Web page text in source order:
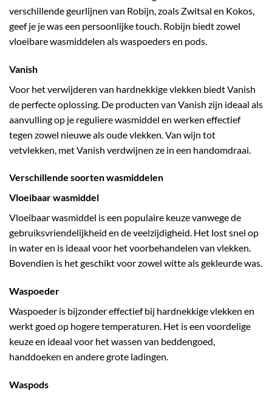
verschillende geurlijnen van Robijn, zoals Zwitsal en Kokos,
geef je je was een persoonlijke touch. Robijn biedt zowel
vloeibare wasmiddelen als waspoeders en pods.
Vanish
Voor het verwijderen van hardnekkige vlekken biedt Vanish
de perfecte oplossing. De producten van Vanish zijn ideaal als
aanvulling op je reguliere wasmiddel en werken effectief
tegen zowel nieuwe als oude vlekken. Van wijn tot
vetvlekken, met Vanish verdwijnen ze in een handomdraai.
Verschillende soorten wasmiddelen
Vloeibaar wasmiddel
Vloeibaar wasmiddel is een populaire keuze vanwege de
gebruiksvriendelijkheid en de veelzijdigheid. Het lost snel op
in water en is ideaal voor het voorbehandelen van vlekken.
Bovendien is het geschikt voor zowel witte als gekleurde was.
Waspoeder
Waspoeder is bijzonder effectief bij hardnekkige vlekken en
werkt goed op hogere temperaturen. Het is een voordelige
keuze en ideaal voor het wassen van beddengoed,
handdoeken en andere grote ladingen.
Waspods